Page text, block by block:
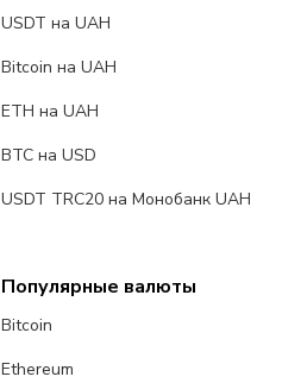
USDT на UAH
Bitcoin на UAH
ETH на UAH
BTC на USD
USDT TRC20 на Монобанк UAH
Популярные валюты
Bitcoin
Ethereum